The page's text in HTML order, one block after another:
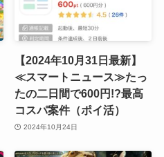
【2024年10月31日最新】
≪スマートニュース≫たっ
たの二日間で600円!?最高
コスパ案件（ポイ活）
2024年10月24日